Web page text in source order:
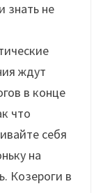
знать не
ждут
в конце
что
себя
на
Козероги в